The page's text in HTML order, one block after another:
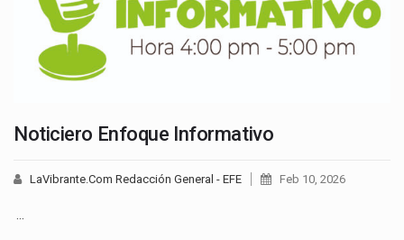
Noticiero Enfoque Informativo
LaVibrante.Com Redacción General - EFE Feb 10, 2026